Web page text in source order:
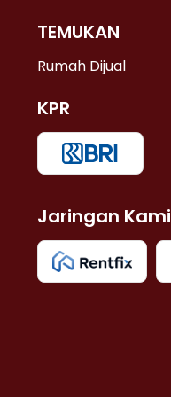
TEMUKAN
Rumah Dijual
KPR
Jaringan Kami